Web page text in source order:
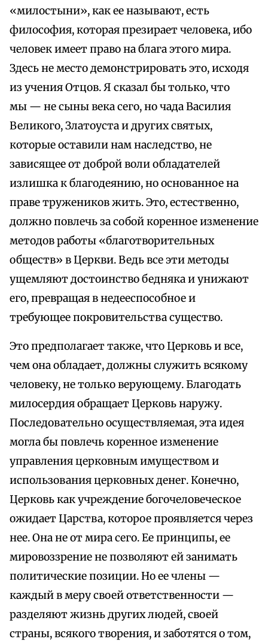
«милостыни», как ее называют, есть
философия, которая презирает человека, ибо
человек имеет право на блага этого мира.
Здесь не место демонстрировать это, исходя
из учения Отцов. Я сказал бы только, что
мы — не сыны века сего, но чада Василия
Великого, Златоуста и других святых,
которые оставили нам наследство, не
зависящее от доброй воли обладателей
излишка к благодеянию, но основанное на
праве тружеников жить. Это, естественно,
должно повлечь за собой коренное изменение
методов работы «благотворительных
обществ» в Церкви. Ведь все эти методы
ущемляют достоинство бедняка и унижают
его, превращая в недееспособное и
требующее покровительства существо.
Это предполагает также, что Церковь и все,
чем она обладает, должны служить всякому
человеку, не только верующему. Благодать
милосердия обращает Церковь наружу.
Последовательно осуществляемая, эта идея
могла бы повлечь коренное изменение
управления церковным имуществом и
использования церковных денег. Конечно,
Церковь как учреждение богочеловеческое
ожидает Царства, которое проявляется через
нее. Она не от мира сего. Ее принципы, ее
мировоззрение не позволяют ей занимать
политические позиции. Но ее члены —
каждый в меру своей ответственности —
разделяют жизнь других людей, своей
страны, всякого творения, и заботятся о том,